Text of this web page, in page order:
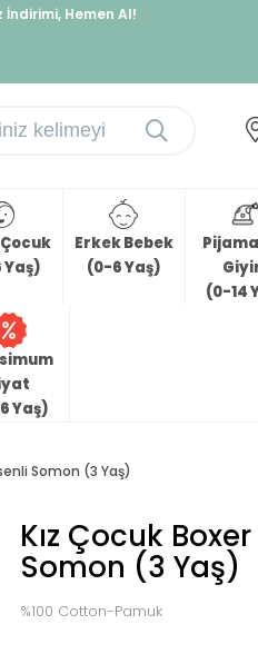
Hemen Al!
Yaş)
Erkek Bebek
(0-6 Yaş)
(0-14
Yaş)
Somon (3 Yaş)
Kız Çocuk
Somon (3 Yaş)
%100 Cotton-Pamuk